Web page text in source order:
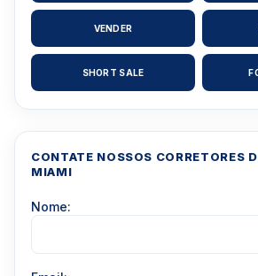
VENDER
SHORT SALE
CONTATE NOSSOS CORRETORES
MIAMI
Nome: